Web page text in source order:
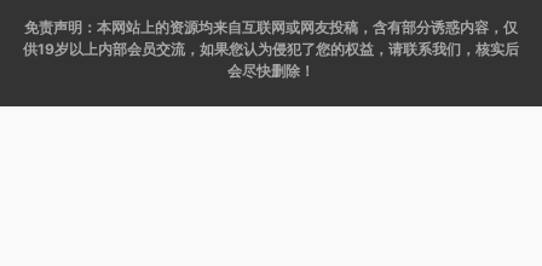
免责声明：本网站上的资源均来自互联网或网友投稿，含有部分诱惑内容，仅
供19岁以上内部会员交流，如果您认为侵犯了您的权益，请联系我们，核实后
会尽快删除！